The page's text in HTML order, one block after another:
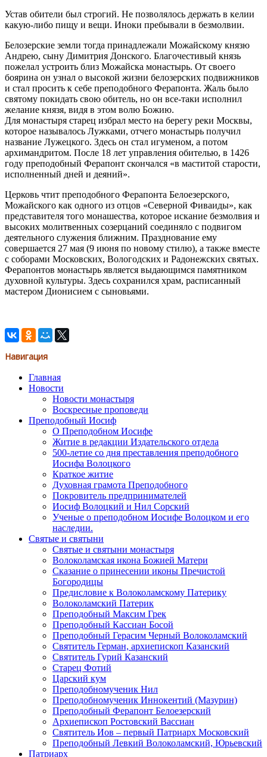
Устав обители был строгий. Не позволялось держать в келии
какую-либо пищу и вещи. Иноки пребывали в безмолвии.
Белозерские земли тогда принадлежали Можайскому князю
Андрею, сыну Димитрия Донского. Благочестивый князь
пожелал устроить близ Можайска монастырь. От своего
боярина он узнал о высокой жизни белозерских подвижников
и стал просить к себе преподобного Ферапонта. Жаль было
святому покидать свою обитель, но он все-таки исполнил
желание князя, видя в этом волю Божию.
Для монастыря старец избрал место на берегу реки Москвы,
которое называлось Лужками, отчего монастырь получил
название Лужецкого. Здесь он стал игуменом, а потом
архимандритом. После 18 лет управления обителью, в 1426
году преподобный Ферапонт скончался «в маститой старости,
исполненный дней и деяний».
Церковь чтит преподобного Ферапонта Белоезерского,
Можайского как одного из отцов «Северной Фиваиды», как
представителя того монашества, которое искание безмолвия и
высоких молитвенных созерцаний соединяло с подвигом
деятельного служения ближним. Празднование ему
совершается 27 мая (9 июня по новому стилю), а также вместе
с соборами Московских, Вологодских и Радонежских святых.
Ферапонтов монастырь является выдающимся памятником
духовной культуры. Здесь сохранился храм, расписанный
мастером Дионисием с сыновьями.
Навигация
Главная
Новости
Новости монастыря
Воскресные проповеди
Преподобный Иосиф
О Преподобном Иосифе
Житие в редакции Издательского отдела
500-летие со дня преставления преподобного
Иосифа Волоцкого
Краткое житие
Духовная грамота Преподобного
Покровитель предпринимателей
Иосиф Волоцкий и Нил Сорский
Ученые о преподобном Иосифе Волоцком и его
наследии.
Святые и святыни
Святые и святыни монастыря
Волоколамская икона Божией Матери
Сказание о принесении иконы Пречистой
Богородицы
Предисловие к Волоколамскому Патерику
Волоколамский Патерик
Преподобный Максим Грек
Преподобный Кассиан Босой
Преподобный Герасим Черный Волоколамский
Святитель Герман, архиепископ Казанский
Святитель Гурий Казанский
Старец Фотий
Царский кум
Преподобномученик Нил
Преподобномученик Иннокентий (Мазурин)
Преподобный Ферапонт Белоезерский
Архиепископ Ростовский Вассиан
Святитель Иов – первый Патриарх Московский
Преподобный Левкий Волоколамский, Юрьевский
Патриарх